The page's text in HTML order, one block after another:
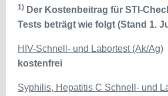
1) Der Kostenbeitrag für STI-
Tests beträgt wie folgt (Stand 1.
HIV-Schnell- und Labortest (Ak/Ag)
kostenfrei
Syphilis, Hepatitis C Schnell- und